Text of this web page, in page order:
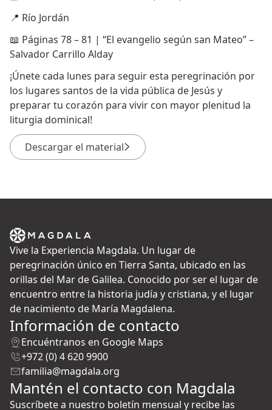
📍 Río Jordán
📖 Páginas 78 – 81 | “El evangelio según san Mateo” –
Salvador Carrillo Alday
¡Únete cada lunes para seguir esta peregrinación por
los lugares santos de la vida pública de Jesús y
preparar tu corazón para vivir con mayor plenitud la
liturgia dominical!
Descargar el material
Vive la Experiencia Magdala. Un lugar de
peregrinación único en Tierra Santa, ubicado en las
orillas del Mar de Galilea. Conocido por ser el lugar de
encuentro entre la historia judía y cristiana, y el lugar
de nacimiento de María Magdalena.
Información de contacto
Encuéntranos en Google Maps
+972 (0) 4 620 9900
familia@magdala.org
Mantén el contacto con Magdala
Suscríbete a nuestro boletín mensual y recibe las